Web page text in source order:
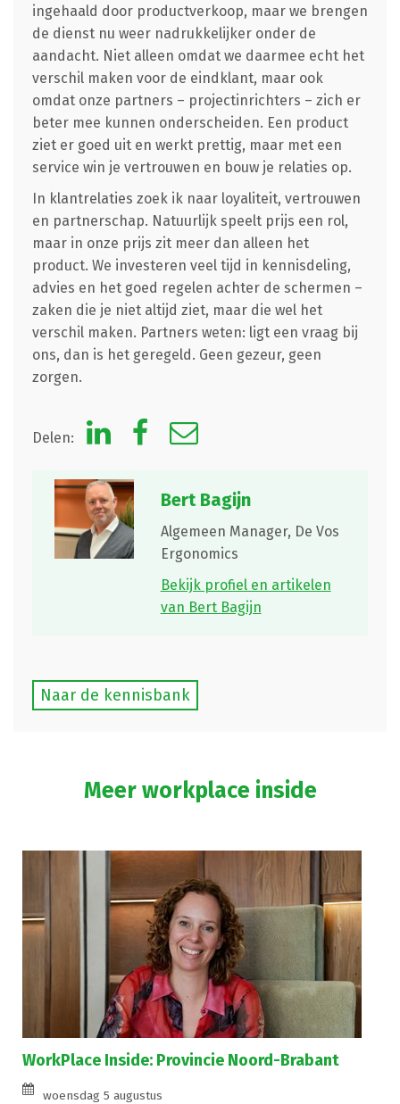
ingehaald door productverkoop, maar we brengen
de dienst nu weer nadrukkelijker onder de
aandacht. Niet alleen omdat we daarmee echt het
verschil maken voor de eindklant, maar ook
omdat onze partners – projectinrichters – zich er
beter mee kunnen onderscheiden. Een product
ziet er goed uit en werkt prettig, maar met een
service win je vertrouwen en bouw je relaties op.
In klantrelaties zoek ik naar loyaliteit, vertrouwen
en partnerschap. Natuurlijk speelt prijs een rol,
maar in onze prijs zit meer dan alleen het
product. We investeren veel tijd in kennisdeling,
advies en het goed regelen achter de schermen –
zaken die je niet altijd ziet, maar die wel het
verschil maken. Partners weten: ligt een vraag bij
ons, dan is het geregeld. Geen gezeur, geen
zorgen.
Delen:
Bert Bagijn
Algemeen Manager, De Vos
Ergonomics
Bekijk profiel en artikelen
van Bert Bagijn
Naar de kennisbank
Meer workplace inside
WorkPlace Inside: Provincie Noord-Brabant
woensdag 5 augustus